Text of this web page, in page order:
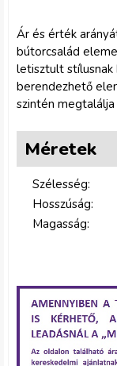
í
n
Ár és érték
bútorcsalád
letisztult stílusnak
berendezhető
szintén megtalálja
Méretek
Szélesség:
Hosszúság:
Magasság:
g
y